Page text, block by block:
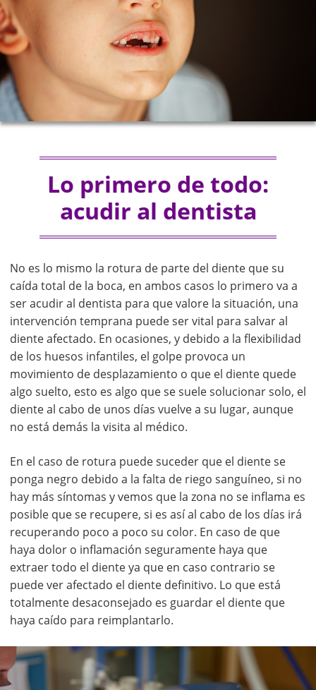
Lo primero de todo:
acudir al dentista
No es lo mismo la rotura de parte del diente que su
caída total de la boca, en ambos casos lo primero va a
ser acudir al dentista para que valore la situación, una
intervención temprana puede ser vital para salvar al
diente afectado. En ocasiones, y debido a la flexibilidad
de los huesos infantiles, el golpe provoca un
movimiento de desplazamiento o que el diente quede
algo suelto, esto es algo que se suele solucionar solo, el
diente al cabo de unos días vuelve a su lugar, aunque
no está demás la visita al médico.
En el caso de rotura puede suceder que el diente se
ponga negro debido a la falta de riego sanguíneo, si no
hay más síntomas y vemos que la zona no se inflama es
posible que se recupere, si es así al cabo de los días irá
recuperando poco a poco su color. En caso de que
haya dolor o inflamación seguramente haya que
extraer todo el diente ya que en caso contrario se
puede ver afectado el diente definitivo. Lo que está
totalmente desaconsejado es guardar el diente que
haya caído para reimplantarlo.